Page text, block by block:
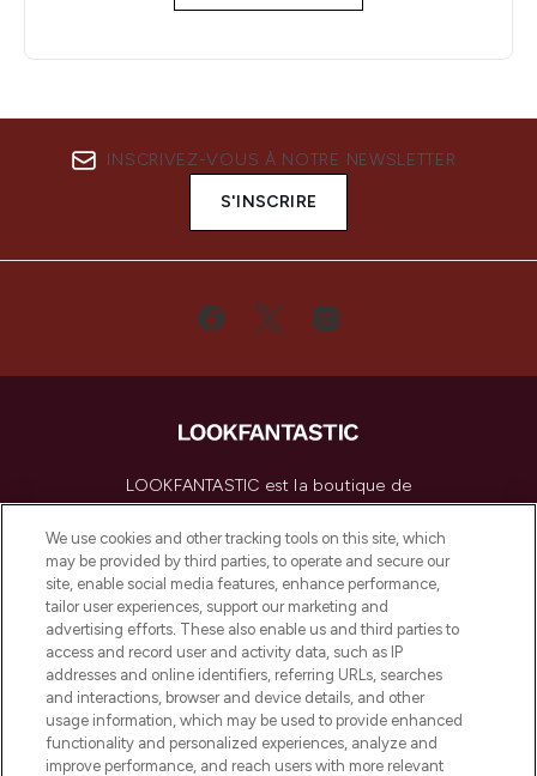
INSCRIVEZ-VOUS À NOTRE NEWSLETTER
S'INSCRIRE
LOOKFANTASTIC est la boutique de
beauté incontournable en Europe,
proposant les meilleurs produits de soins
de la peau, des cheveux et de maquillage
de plus de 200 marques prestigieuses.
Faites vos achats en ligne ou via
l’application, avec la livraison offerte dès
55€ d'achat.
Consentement aux cookies
Do Not Sell or Share My Personal
Information
We use cookies and other tracking tools on this site, which
may be provided by third parties, to operate and secure our
site, enable social media features, enhance performance,
tailor user experiences, support our marketing and
advertising efforts. These also enable us and third parties to
access and record user and activity data, such as IP
addresses and online identifiers, referring URLs, searches
and interactions, browser and device details, and other
usage information, which may be used to provide enhanced
functionality and personalized experiences, analyze and
improve performance, and reach users with more relevant